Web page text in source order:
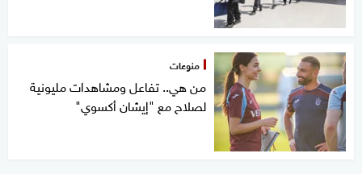
منوعات
من هي.. تفاعل ومشاهدات مليونية
لصلاح مع "إيشان أكسوي"